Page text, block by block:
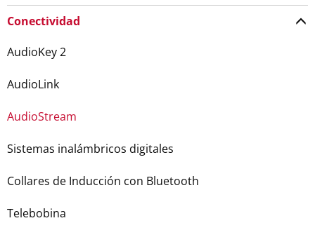
Conectividad
AudioKey 2
AudioLink
AudioStream
Sistemas inalámbricos digitales
Collares de Inducción con Bluetooth
Telebobina